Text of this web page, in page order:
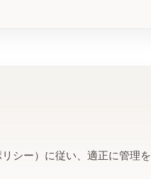
シー）に従い、適正に管理を